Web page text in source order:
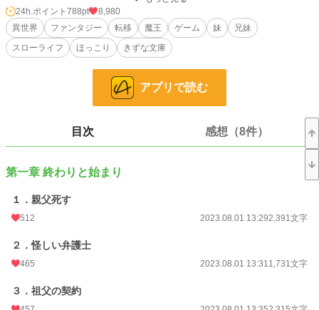
その結果見つかったのは、僅かな現金に空の預金通帳といくつかの宝飾品、そ
して家の権利書と見知らぬ文字で書かれた書類くらいだった。謎の書類には祖父
のサインが記されていたが内容は読めず、頼みの綱は挟まれていた弁護士の名刺
だけだ。
最後の希望とも言える名刺の電話番号へ連絡した二人は、やってきた弁護士か
ら契約書の内容を聞かされ唖然とする。それは祖父が遺産として残した『異世界
トラス』にある土地と建物を孫へ渡すというものだった。もちろん現地へ行かな
界へと赴き新生活をスタートさせるのだった。
その他、多数投稿しています。
https://www.alphapolis.co.jp/author/detail/398438394
読んでみてオモシロかったらぜひ投票お願いします！
小説 1,674 位 / 228,619 件
24h.ポイント 788pt
8,980
異世界
ファンタジー 転移 魔王 ゲーム 妹
兄妹
スローライフ
ほっこり きずな文庫
アプリで読む
目次 感想（8件）
第一章 終わりと始まり
１．親父死す
512 2023.08.01 13:292,391文字
２．怪しい弁護士
465 2023.08.01 13:311,731文字
３．祖父の契約